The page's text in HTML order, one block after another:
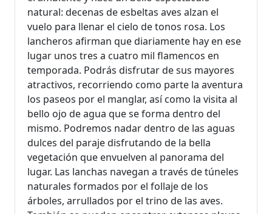
natural: decenas de esbeltas aves alzan el
vuelo para llenar el cielo de tonos rosa. Los
lancheros afirman que diariamente hay en ese
lugar unos tres a cuatro mil flamencos en
temporada. Podrás disfrutar de sus mayores
atractivos, recorriendo como parte la aventura
los paseos por el manglar, así como la visita al
bello ojo de agua que se forma dentro del
mismo. Podremos nadar dentro de las aguas
dulces del paraje disfrutando de la bella
vegetación que envuelven al panorama del
lugar. Las lanchas navegan a través de túneles
naturales formados por el follaje de los
árboles, arrullados por el trino de las aves.